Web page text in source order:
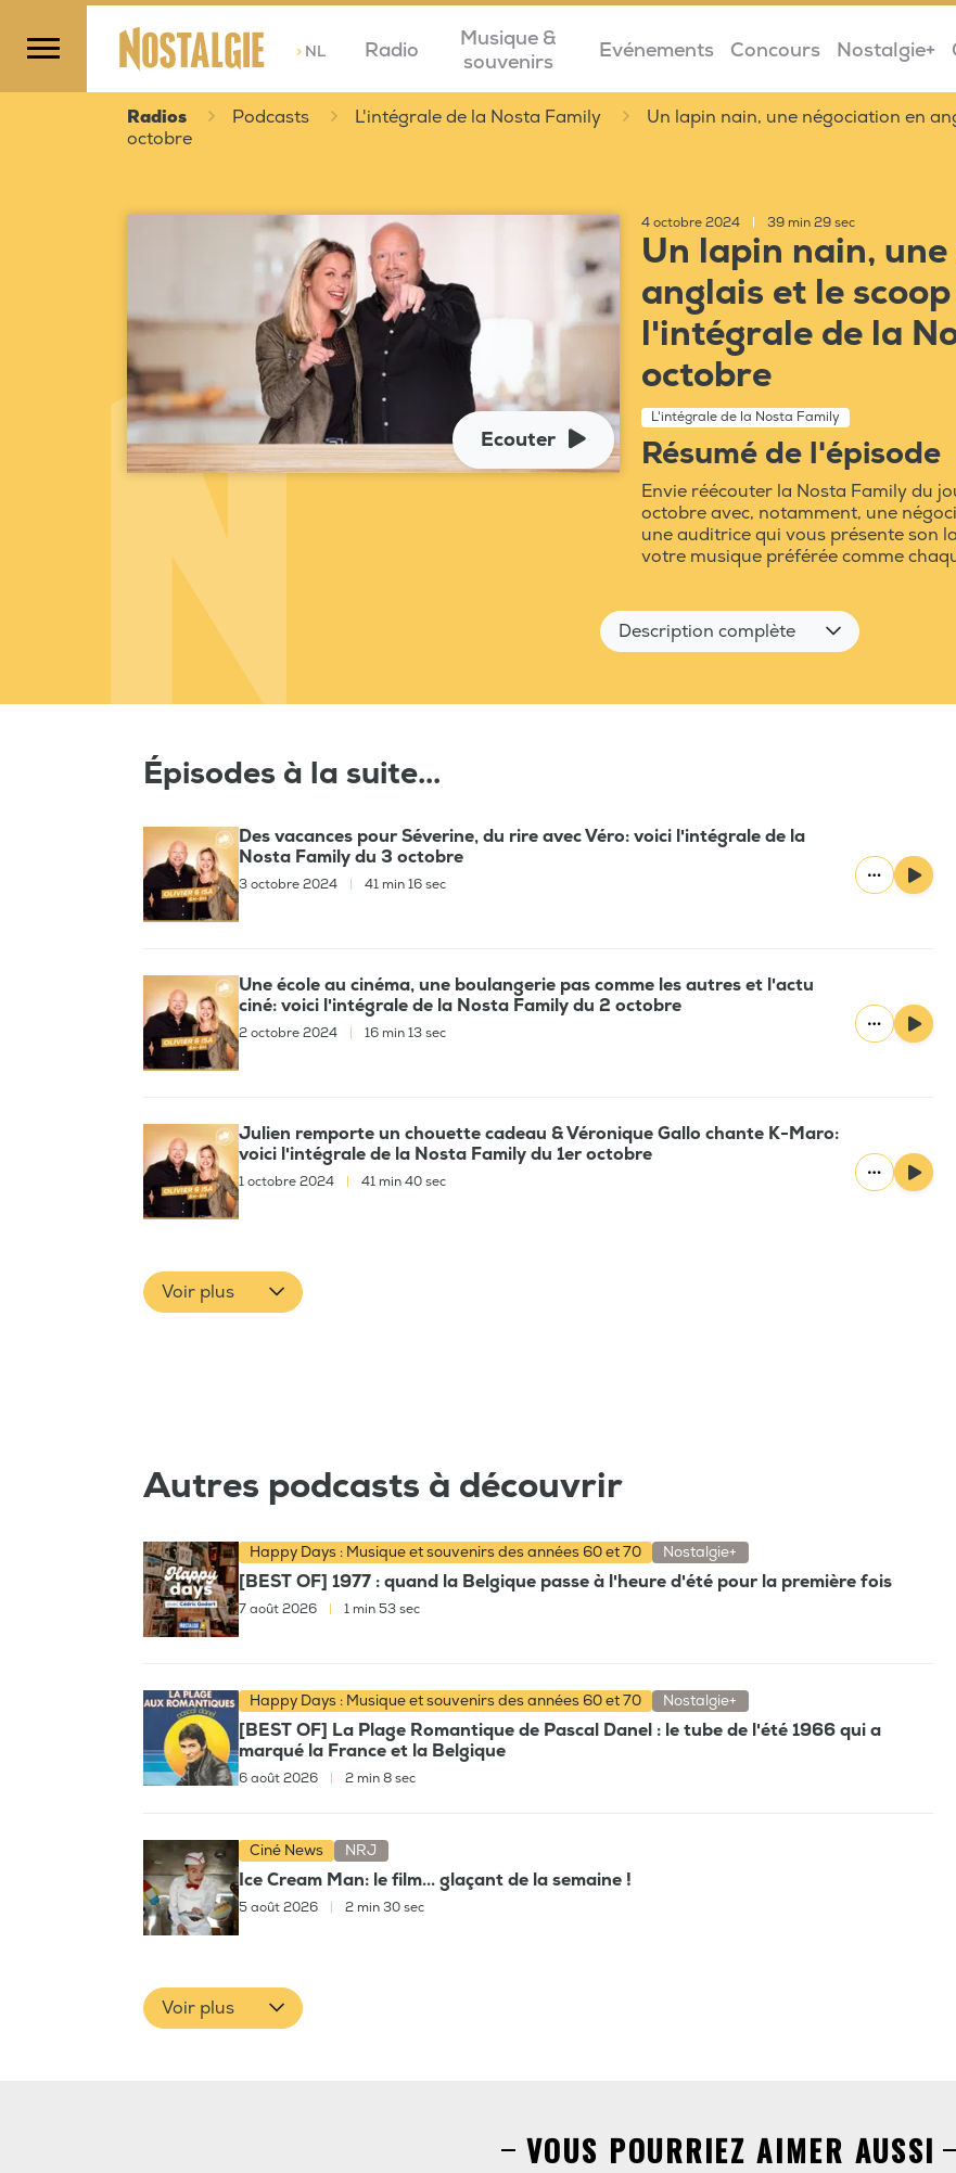
>NL Radio
Musique &
souvenirs
Evénements Concours Nostalgie+
Radios Podcasts L'intégrale de la Nosta Family
Un lapin nain, une négociation en
octobre
Ecouter
4 octobre 2024 39 min 29 sec
Un lapin nain,
anglais et le
l'intégrale de la
octobre
L'intégrale de la Nosta Family
Résumé de l'épisode
Envie réécouter la Nosta Family du
octobre avec, notamment, une
une auditrice qui vous présente son
votre musique préférée comme
Description complète
Épisodes à la suite...
Des vacances pour Séverine, du rire avec Véro: voici l'intégrale de la
Nosta Family du 3 octobre
3 octobre 2024 41 min 16 sec
Une école au cinéma, une boulangerie pas comme les autres et l'actu
ciné: voici l'intégrale de la Nosta Family du 2 octobre
2 octobre 2024 16 min 13 sec
Julien remporte un chouette cadeau & Véronique Gallo chante K-Maro:
voici l'intégrale de la Nosta Family du 1er octobre
1 octobre 2024 41 min 40 sec
Voir plus
Autres podcasts à découvrir
Happy Days : Musique et souvenirs des années 60 et 70 Nostalgie+
[BEST OF] 1977 : quand la Belgique passe à l'heure d'été pour la première fois
7 août 2026 1 min 53 sec
Happy Days : Musique et souvenirs des années 60 et 70 Nostalgie+
[BEST OF] La Plage Romantique de Pascal Danel : le tube de l'été 1966 qui a
marqué la France et la Belgique
6 août 2026 2 min 8 sec
Ciné News NRJ
Ice Cream Man: le film... glaçant de la semaine !
5 août 2026 | 2 min 30 sec
Voir plus
VOUS POURRIEZ AIMER AUSSI